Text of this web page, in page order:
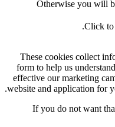
Otherwise you
These cookies
form to help us
effective our
website and
If you do not